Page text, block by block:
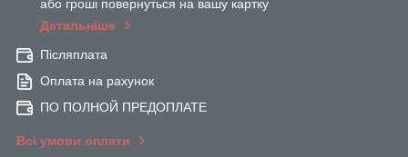
або гроші повернуться на вашу картку
Детальніше
Післяплата
Оплата на рахунок
ПО ПОЛНОЙ ПРЕДОПЛАТЕ
Всі умови оплати